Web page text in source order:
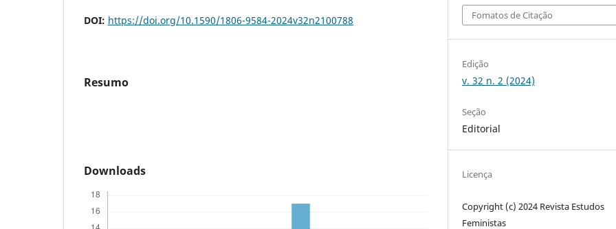
DOI: https://doi.org/10.1590/1806-9584-2024v32n2100788
Resumo
Downloads
Fomatos de Citação
Edição
v. 32 n. 2 (2024)
Seção
Editorial
Licença
Copyright (c) 2024 Revista Estudos
Feministas